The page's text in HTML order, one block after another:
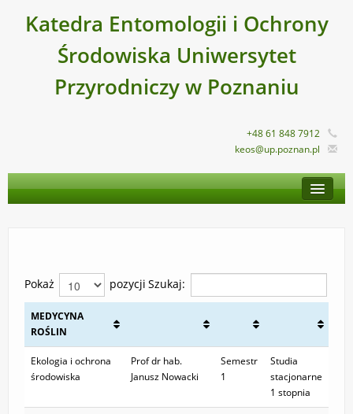
Katedra Entomologii i Ochrony
Środowiska Uniwersytet
Przyrodniczy w Poznaniu
+48 61 848 7912
keos@up.poznan.pl
STRONA GŁÓWNA
DYDAKTYKA
DZIAŁALNOŚĆ NAUKOWA
NASZA OFERTA
KONTAKT
Pokaż pozycji Szukaj:
MEDYCYNA
ROŚLIN
Ekologia i ochrona
środowiska
Prof dr hab.
Janusz Nowacki
Semestr
1
Studia
stacjonarne
1 stopnia